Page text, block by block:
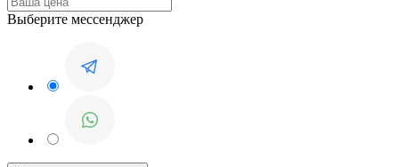
Выберите мессенджер